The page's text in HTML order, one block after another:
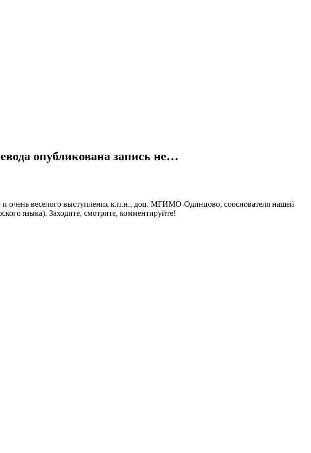
опубликована запись не…
и очень веселого выступления к.п.н., доц. МГИМО-Одинцово, сооснователя нашей
языка). Заходите, смотрите, комментируйте!